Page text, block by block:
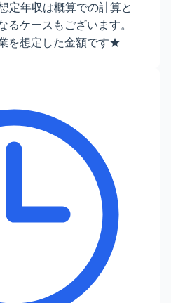
定年収は概算での計算と
ケースもございます。
を想定した金額です★